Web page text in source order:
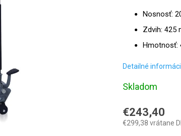
Nosnosť:
Zdvih: 425
Hmotnosť:
Detailné
Skladom
€243,40
€299,38 vrátane